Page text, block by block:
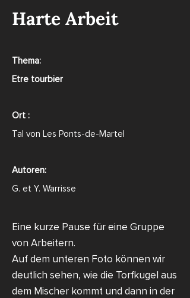
Harte Arbeit
Thema:
Etre tourbier
Ort :
Tal von Les Ponts-de-Martel
Autoren:
G. et Y. Warrisse
Eine kurze Pause für eine Gruppe
von Arbeitern.
Auf dem unteren Foto können wir
deutlich sehen, wie die Torfkugel aus
dem Mischer kommt und dann in der